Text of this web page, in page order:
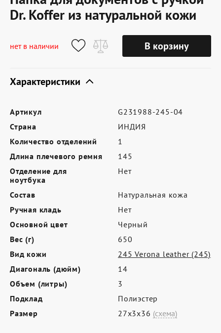
Акции
О компании
Оферта
Сертификат Dr.Koffer
Где купить
Партнерам
Контакты
Программа лояльности
Политика обработки персональных
данных
Dr. Koffer из натуральной кожи
нет в наличии В корзину
Характеристики
Артикул
G231988-245-04
Страна
ИНДИЯ
Количество отделений
1
Длина плечевого ремня
145
Отделение для
ноутбука
Нет
Состав
Натуральная кожа
Ручная кладь
Нет
Основной цвет
Черный
Вес (г)
650
Вид кожи
245 Verona leather (245)
Диагональ (дюйм)
14
Объем (литры)
3
Подклад
Полиэстер
Размер
27х3х36 (схема)